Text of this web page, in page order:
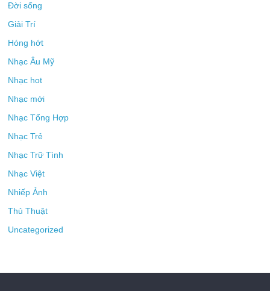
Đời sống
Giải Trí
Hóng hớt
Nhạc Âu Mỹ
Nhạc hot
Nhạc mới
Nhạc Tổng Hợp
Nhạc Trẻ
Nhạc Trữ Tình
Nhạc Việt
Nhiếp Ảnh
Thủ Thuật
Uncategorized